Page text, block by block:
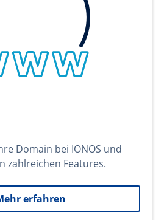
Domain bei IONOS und
zahlreichen Features.
erfahren